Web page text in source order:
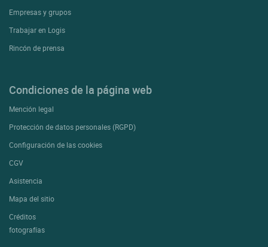
Empresas y grupos
Trabajar en Logis
Rincón de prensa
Condiciones de la página web
Mención legal
Protección de datos personales (RGPD)
Configuración de las cookies
CGV
Asistencia
Mapa del sitio
Créditos
fotografías